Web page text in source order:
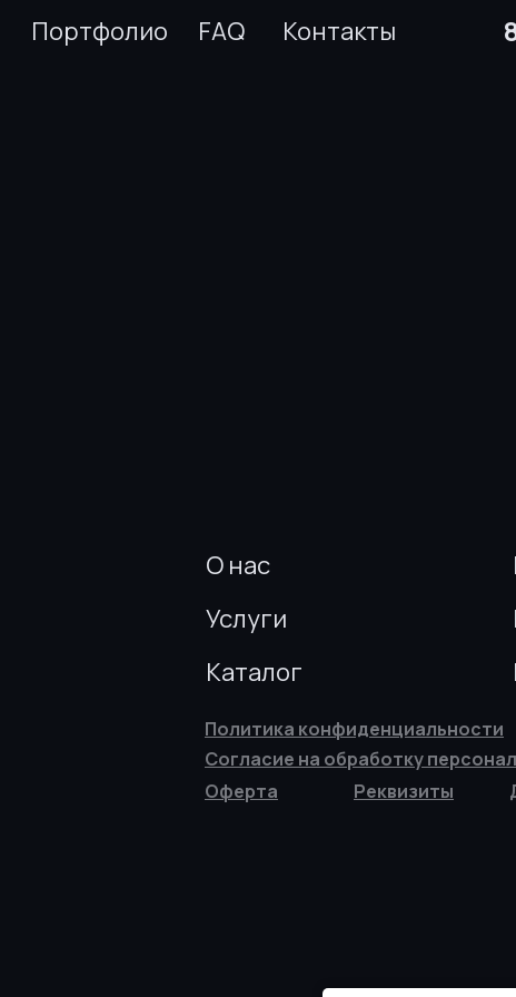
Портфолио FAQ Контакты
Политика конфиденциальности
Реквизиты
Оферта
Согласие на обработку
Каталог
Услуги
О нас